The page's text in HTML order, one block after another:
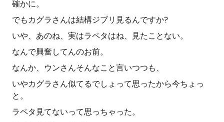
確かに。
でもカグラさんは結構ジブリ見るんですか?
いや、あのね、実はラペタはね、見たことない。
なんで興奮してんのお前。
なんか、ウンさんそんなこと言いつつも、
いやカグラさん似てるでしょって思ったから今ちょっ
と。
ラペタ見てないって思っちゃった。